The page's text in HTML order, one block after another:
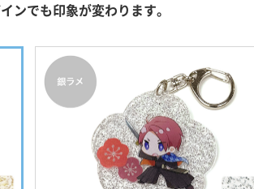
ンでも印象が変わります。